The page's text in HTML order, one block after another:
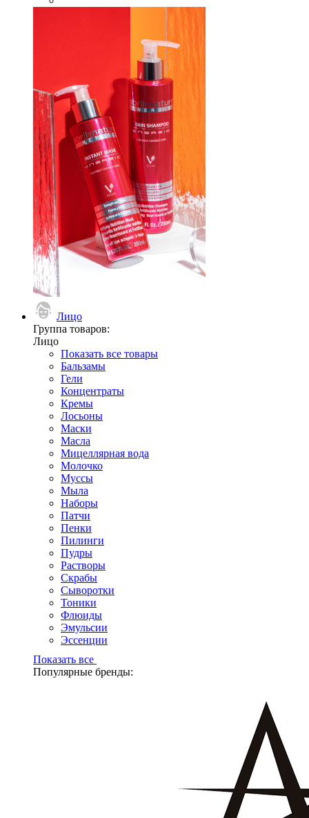
Лицо
Группа товаров:
Лицо
Показать все товары
Бальзамы
Гели
Концентраты
Кремы
Лосьоны
Маски
Масла
Мицеллярная вода
Молочко
Муссы
Мыла
Наборы
Патчи
Пенки
Пилинги
Пудры
Растворы
Скрабы
Сыворотки
Тоники
Флюиды
Эмульсии
Эссенции
Показать все
Популярные бренды: